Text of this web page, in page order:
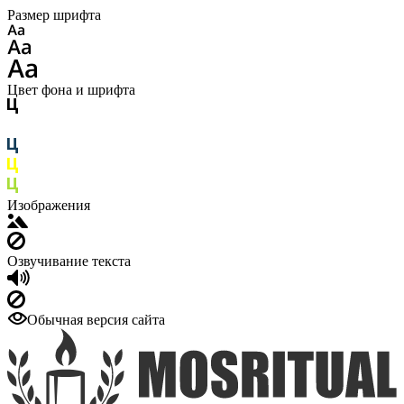
Размер шрифта
Цвет фона и шрифта
Изображения
Озвучивание текста
Обычная версия сайта